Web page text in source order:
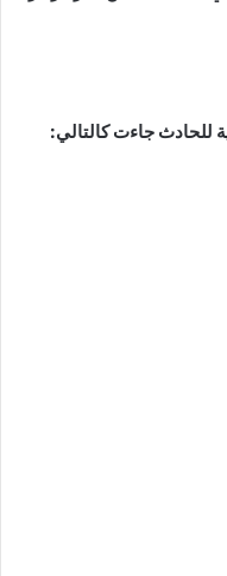
للحادث جاءت كالتالي: